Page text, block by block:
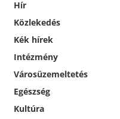
Hír
Közlekedés
Kék hírek
Intézmény
Városüzemeltetés
Egészség
Kultúra